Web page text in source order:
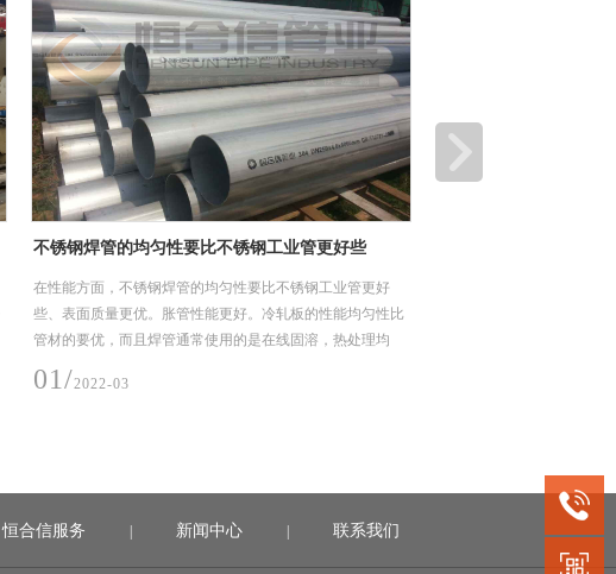
不锈钢焊管的均匀性要比不锈钢工业管更好些
在性能方面，不锈钢焊管的均匀性要比不锈钢工业管更好
些、表面质量更优。胀管性能更好。冷轧板的性能均匀性比
管材的要优，而且焊管通常使用的是在线固溶，热处理均
性能不相同，有的可能相差较大。工业管在热处理时，成捆
01/2022-03
恒合信服务 | 新闻中心 | 联系我们